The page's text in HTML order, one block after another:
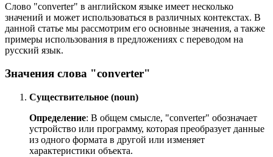
Слово "converter" в английском языке имеет несколько
значений и может использоваться в различных контекстах. В
данной статье мы рассмотрим его основные значения, а также
примеры использования в предложениях с переводом на
русский язык.
Значения слова "converter"
Существительное (noun)
Определение: В общем смысле, "converter" обозначает
устройство или программу, которая преобразует данные
из одного формата в другой или изменяет
характеристики объекта.